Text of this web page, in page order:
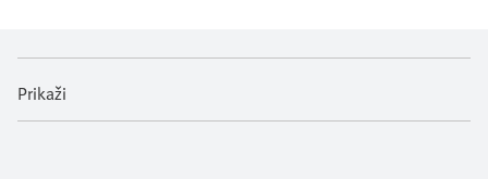
Prikaži